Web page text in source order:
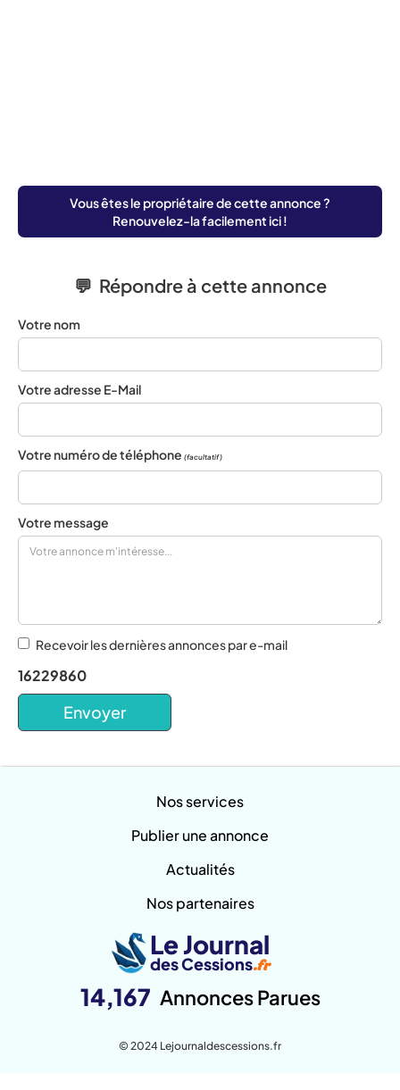
Vous êtes le propriétaire de cette annonce ?
Renouvelez-la facilement ici !
💬 Répondre à cette annonce
Votre nom
Votre adresse E-Mail
Votre numéro de téléphone (facultatif)
Votre message
Recevoir les dernières annonces par e-mail
16229860
Nos services
Publier une annonce
Actualités
Nos partenaires
Le Journal
des Cessions.fr
14,167 Annonces Parues
© 2024 Lejournaldescessions.fr